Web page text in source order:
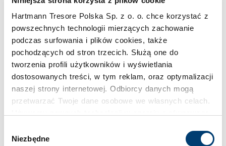
Hartmann Tresore Polska Sp. z o. o. chce korzystać z
powszechnych technologii mierzących zachowanie
podczas surfowania i plików cookies, także
pochodzących od stron trzecich. Służą one do
tworzenia profili użytkowników i wyświetlania
dostosowanych treści, w tym reklam, oraz optymalizacji
naszej strony internetowej. Odbiorcy danych mogą
przetwarzać Twoje dane osobowe we własnych celach.
zgody
Niezbędne
który świadczymy nie tylko w okresie gwarancji.
W innym artykule przeczytasz właśnie ootwarciu awaryjnym
sejfu.
Jak zaprogramować sejf?
Programowanie sejfu to banalna rzecz. Dokładny opis krok
po kroku znajdziesz w załączonej do niego instrukcji. W
skrócie jednak procedura sprowadza się do kilkukrotnego
Wprowadzony poprawnie kod otwiera sejf i do momentu